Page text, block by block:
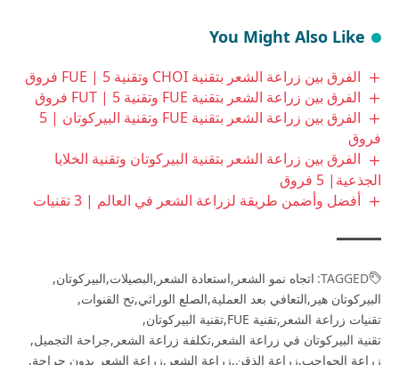
You Might Also Like
الفرق بين زراعة الشعر بتقنية CHOI وتقنية FUE | 5 فروق
الفرق بين زراعة الشعر بتقنية FUE وتقنية FUT | 5 فروق
الفرق بين زراعة الشعر بتقنية FUE وتقنية البيركوتان | 5
فروق
الفرق بين زراعة الشعر بتقنية البيركوتان وتقنية الخلايا
الجذعية| 5 فروق
أفضل وأضمن طريقة لزراعة الشعر في العالم | 3 تقنيات
TAGGED: اتجاه نمو الشعر استعادة الشعر البصيلات البيركوتان
البيركوتان هير التعافي بعد العملية الصلع الوراثي تح القنوات
تقنيات زراعة الشعر تقنية FUE
تقنية البيركوتان
تقنية البيركوتان في زراعة الشعر تكلفة زراعة الشعر جراحة التجميل
زراعة الحواجب زراعة الذقن زراعة الشعر زراعة الشعر بدون جراحة